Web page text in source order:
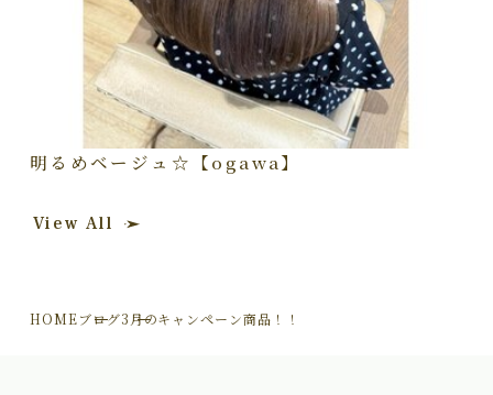
明るめベージュ☆【ogawa】
View All
HOMEブログ3月のキャンペーン商品！！